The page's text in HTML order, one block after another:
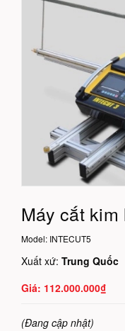
Máy cắt
Model: INTECUT5
Xuất xứ: Trung Quốc
112.000.000₫
(Đang cập nhật)